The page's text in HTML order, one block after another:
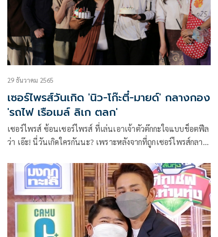
29 ธันวาคม 2565
เซอร์ไพรส์วันเกิด 'นิว-โก๊ะตี๋-มายด์' กลางกอง
'รถไฟ เรือเมล์ ลิเก ตลก'
เซอร์ไพรส์ ซ้อนเซอร์ไพรส์ ที่เล่นเอาเจ้าตัวต๊กกะใจแบบช็อตฟีล
ว่า เอ๊ะ! นี่วันเกิดใครกันนะ? เพราะหลังจากที่ถูกเซอร์ไพรส์กลาง
ระหว่างถ่ายทำที่โรงถ่ายละคร กันตนา ศาลายา จ.นครปฐม เพื่อ
เตรียมออกอากาศ ทางช่องเวิร์คพอยท์ 23 เหล่า พระ-นาง
เจ้าของวันเกิด อย่าง “นิว วงศกร”